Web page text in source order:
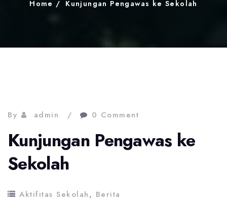
Home Kunjungan Pengawas ke Sekolah
By admin 0 Comment
Kunjungan Pengawas ke
Sekolah
Aktifitas Sekolah, Berita